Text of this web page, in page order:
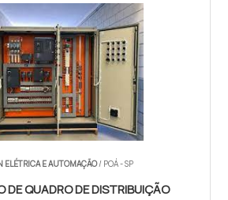
ELÉTRICA E AUTOMAÇÃO/ POÁ - SP
DE QUADRO DE DISTRIBUIÇÃO